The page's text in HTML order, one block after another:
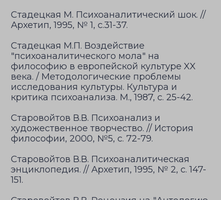
Стадецкая М. Психоаналитический шок. //
Архетип, 1995, № 1, с.31-37.
Стадецкая М.П. Воздействие
"психоаналитического мола" на
философию в европейской культуре XX
века. / Методологические проблемы
исследования культуры. Культура и
критика психоанализа. М., 1987, с. 25-42.
Старовойтов В.В. Психоанализ и
художественное творчество. // История
философии, 2000, №5, с. 72-79.
Старовойтов В.В. Психоаналитическая
энциклопедия. // Архетип, 1995, № 2, с. 147-
151.